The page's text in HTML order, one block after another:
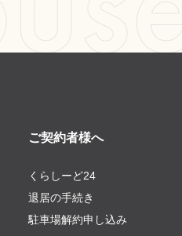
ご契約者様へ
くらしーど24
退居の手続き
駐車場解約申し込み